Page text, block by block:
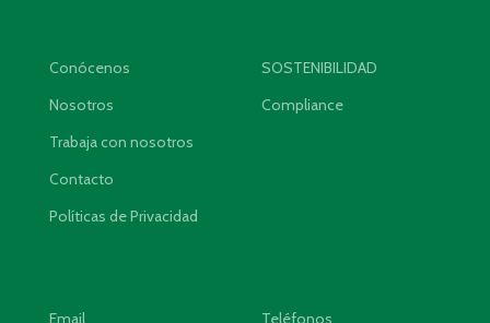
Conócenos
Nosotros
Trabaja con nosotros
Contacto
Políticas de Privacidad
SOSTENIBILIDAD
Compliance
Email Teléfonos